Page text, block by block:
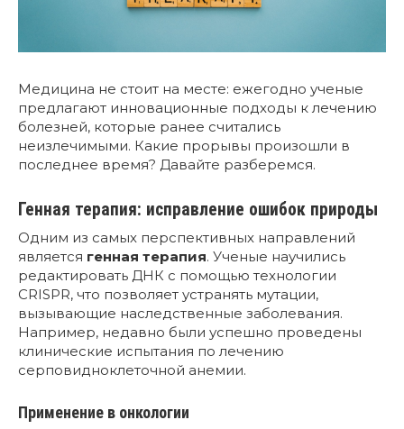
Медицина не стоит на месте: ежегодно ученые
предлагают инновационные подходы к лечению
болезней, которые ранее считались
неизлечимыми. Какие прорывы произошли в
последнее время? Давайте разберемся.
Генная терапия: исправление ошибок природы
Одним из самых перспективных направлений
является генная терапия. Ученые научились
редактировать ДНК с помощью технологии
CRISPR, что позволяет устранять мутации,
вызывающие наследственные заболевания.
Например, недавно были успешно проведены
клинические испытания по лечению
серповидноклеточной анемии.
Применение в онкологии